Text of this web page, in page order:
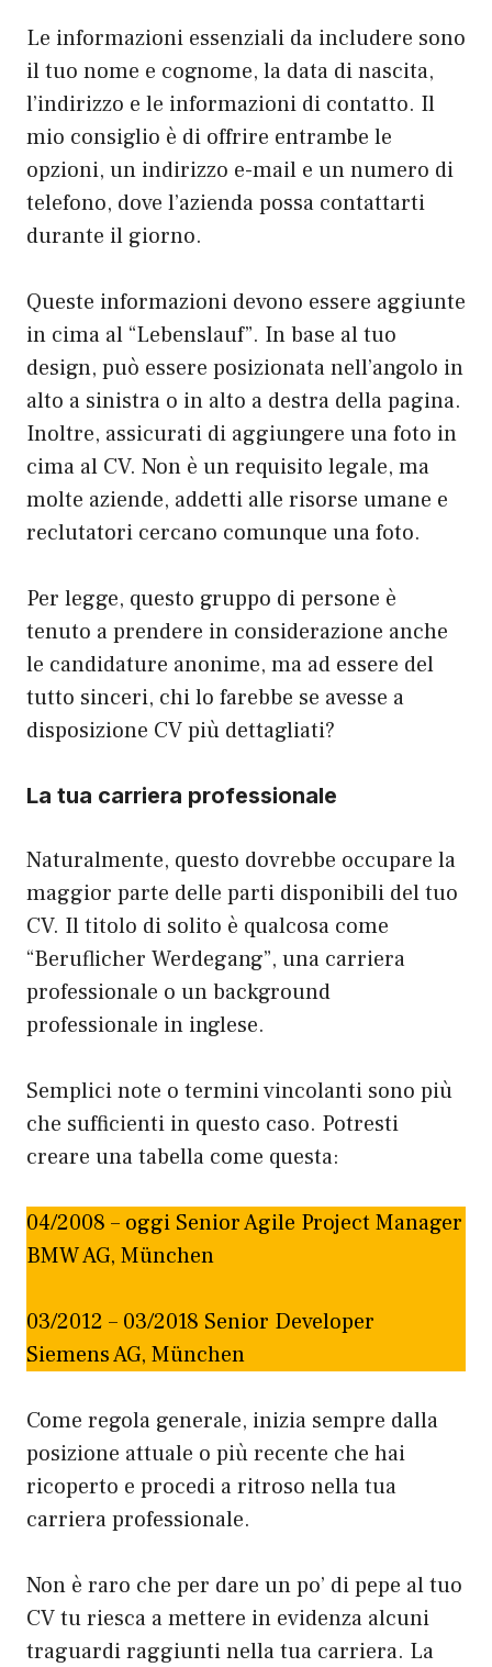
Le informazioni essenziali da includere sono
il tuo nome e cognome, la data di nascita,
l’indirizzo e le informazioni di contatto. Il
mio consiglio è di offrire entrambe le
opzioni, un indirizzo e-mail e un numero di
telefono, dove l’azienda possa contattarti
durante il giorno.
Queste informazioni devono essere aggiunte
in cima al “Lebenslauf”. In base al tuo
design, può essere posizionata nell’angolo in
alto a sinistra o in alto a destra della pagina.
Inoltre, assicurati di aggiungere una foto in
cima al CV. Non è un requisito legale, ma
molte aziende, addetti alle risorse umane e
reclutatori cercano comunque una foto.
Per legge, questo gruppo di persone è
tenuto a prendere in considerazione anche
le candidature anonime, ma ad essere del
tutto sinceri, chi lo farebbe se avesse a
disposizione CV più dettagliati?
La tua carriera professionale
Naturalmente, questo dovrebbe occupare la
maggior parte delle parti disponibili del tuo
CV. Il titolo di solito è qualcosa come
“Beruflicher Werdegang”, una carriera
professionale o un background
professionale in inglese.
Semplici note o termini vincolanti sono più
che sufficienti in questo caso. Potresti
creare una tabella come questa:
04/2008 – oggi Senior Agile Project Manager
BMW AG, München
03/2012 – 03/2018 Senior Developer
Siemens AG, München
Come regola generale, inizia sempre dalla
posizione attuale o più recente che hai
ricoperto e procedi a ritroso nella tua
carriera professionale.
Non è raro che per dare un po’ di pepe al tuo
CV tu riesca a mettere in evidenza alcuni
traguardi raggiunti nella tua carriera. La